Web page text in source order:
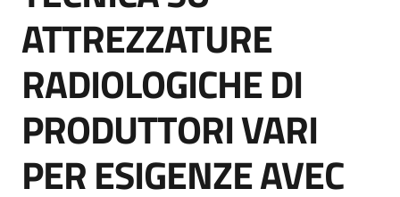
telematiche
English
site
ATTREZZATURE
RADIOLOGICHE DI
PRODUTTORI VARI
PER ESIGENZE AVEC